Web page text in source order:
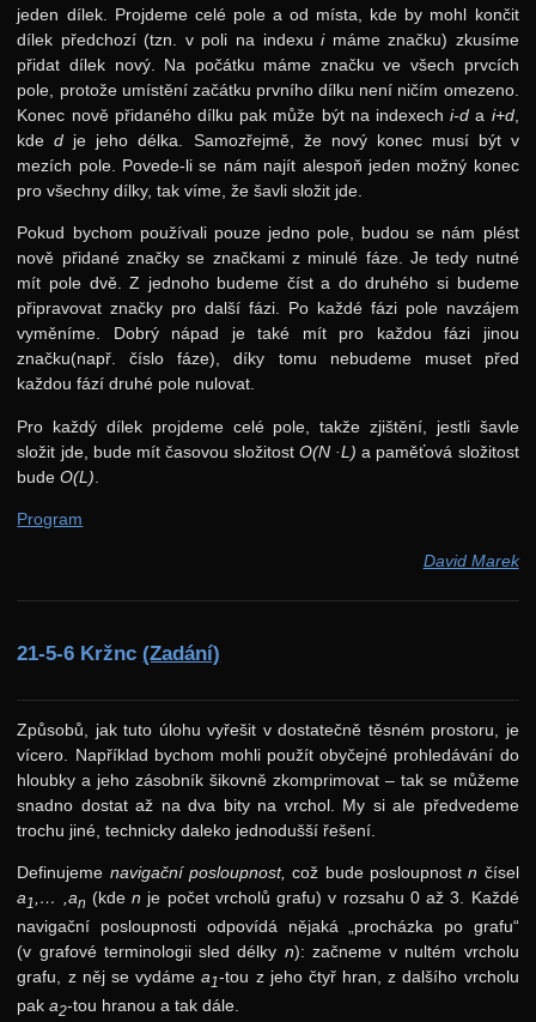
jeden dílek. Projdeme celé pole a od místa, kde by mohl končit
dílek předchozí (tzn. v poli na indexuimáme značku) zkusíme
přidat dílek nový. Na počátku máme značku ve všech prvcích
pole, protože umístění začátku prvního dílku není ničím omezeno.
Konec nově přidaného dílku pak může být na indexechi-d a i+d,
kded je jeho délka. Samozřejmě, že nový konec musí být v
mezích pole. Povede-li se nám najít alespoň jeden možný konec
pro všechny dílky, tak víme, že šavli složit jde.
Pokud bychom používali pouze jedno pole, budou se nám plést
nově přidané značky se značkami z minulé fáze. Je tedy nutné
mít pole dvě. Z jednoho budeme číst a do druhého si budeme
připravovat značky pro další fázi. Po každé fázi pole navzájem
vyměníme. Dobrý nápad je také mít pro každou fázi jinou
značku(např. číslo fáze), díky tomu nebudeme muset před
každou fází druhé pole nulovat.
Pro každý dílek projdeme celé pole, takže zjištění, jestli šavle
složit jde, bude mít časovou složitostO(N ·L) a paměťová složitost
budeO(L)
Program
David Marek
21-5-6 Kržnc(Zadání)
Způsobů, jak tuto úlohu vyřešit v dostatečně těsném prostoru, je
vícero. Například bychom mohli použít obyčejné prohledávání do
hloubky a jeho zásobník šikovně zkomprimovat – tak se můžeme
snadno dostat až na dva bity na vrchol. My si ale předvedeme
trochu jiné, technicky daleko jednodušší řešení.
Definujeme navigační posloupnost, což bude posloupnostn čísel
a1,… ,an (kden je počet vrcholů grafu) v rozsahu 0 až 3. Každé
navigační posloupnosti odpovídá nějaká „procházka po grafu“
(v grafové terminologii sled délky n): začneme v nultém vrcholu
grafu, z něj se vydámea1-tou z jeho čtyř hran, z dalšího vrcholu
paka2-tou hranou a tak dále.